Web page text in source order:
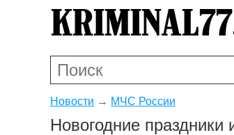
Новости → МЧС России
Новогодние праздники